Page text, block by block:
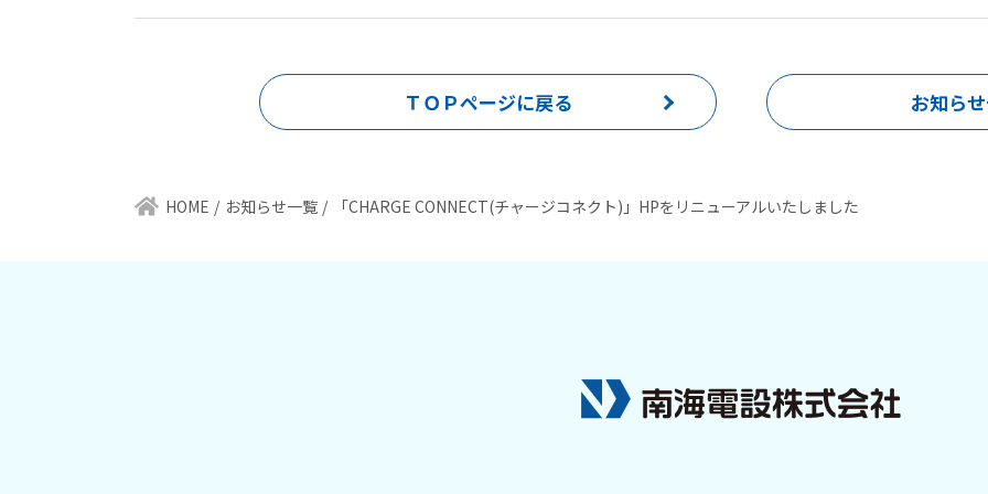
ＴＯＰページに戻る お知ら
HOME お知らせ一覧 「CHARGE CONNECT(チャージコネクト)」HPをリニューアルいたしました